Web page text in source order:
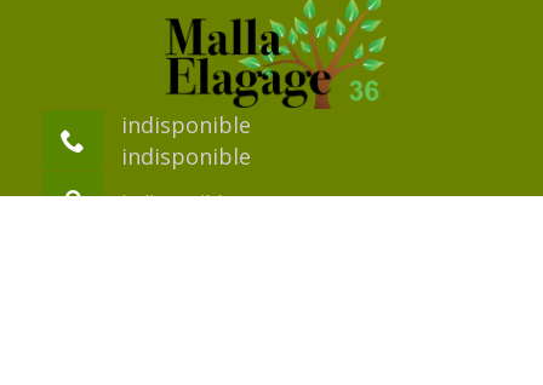
indisponible
indisponible
indisponible